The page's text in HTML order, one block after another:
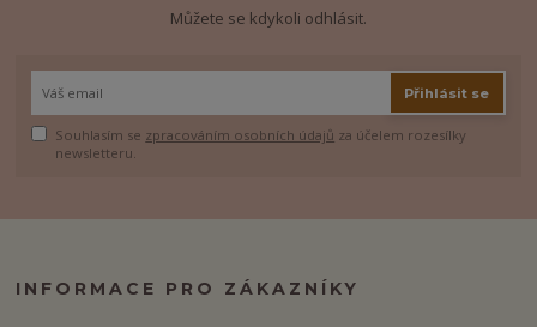
Můžete se kdykoli odhlásit.
Přihlásit se
Souhlasím se zpracováním osobních údajů za účelem rozesílky
newsletteru.
INFORMACE PRO ZÁKAZNÍKY